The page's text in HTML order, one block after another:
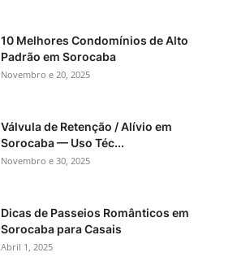
10 Melhores Condomínios de Alto
Padrão em Sorocaba
Novembro e 20, 2025
Válvula de Retenção / Alívio em
Sorocaba — Uso Téc...
Novembro e 30, 2025
Dicas de Passeios Românticos em
Sorocaba para Casais
Abril 1, 2025